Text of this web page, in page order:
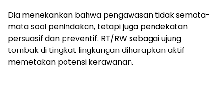
Dia menekankan bahwa pengawasan tidak semata-
mata soal penindakan, tetapi juga pendekatan
persuasif dan preventif. RT/RW sebagai ujung
tombak di tingkat lingkungan diharapkan aktif
memetakan potensi kerawanan.